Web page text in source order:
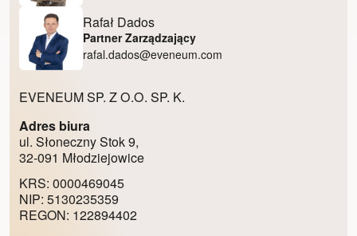
Rafał Dados
Partner Zarządzający
rafal.dados@eveneum.com
EVENEUM SP. Z O.O. SP. K.
Adres biura
ul. Słoneczny Stok 9,
32-091 Młodziejowice
KRS: 0000469045
NIP: 5130235359
REGON: 122894402